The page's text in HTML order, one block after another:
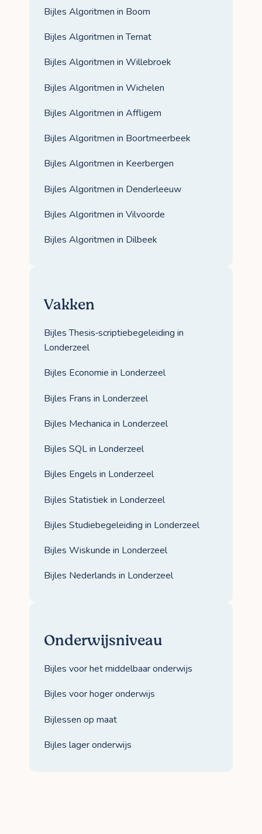
Bijles Algoritmen in Boom
Bijles Algoritmen in Ternat
Bijles Algoritmen in Willebroek
Bijles Algoritmen in Wichelen
Bijles Algoritmen in Affligem
Bijles Algoritmen in Boortmeerbeek
Bijles Algoritmen in Keerbergen
Bijles Algoritmen in Denderleeuw
Bijles Algoritmen in Vilvoorde
Bijles Algoritmen in Dilbeek
Vakken
Bijles Thesis‑scriptiebegeleiding in
Londerzeel
Bijles Economie in Londerzeel
Bijles Frans in Londerzeel
Bijles Mechanica in Londerzeel
Bijles SQL in Londerzeel
Bijles Engels in Londerzeel
Bijles Statistiek in Londerzeel
Bijles Studiebegeleiding in Londerzeel
Bijles Wiskunde in Londerzeel
Bijles Nederlands in Londerzeel
Onderwijsniveau
Bijles voor het middelbaar onderwijs
Bijles voor hoger onderwijs
Bijlessen op maat
Bijles lager onderwijs